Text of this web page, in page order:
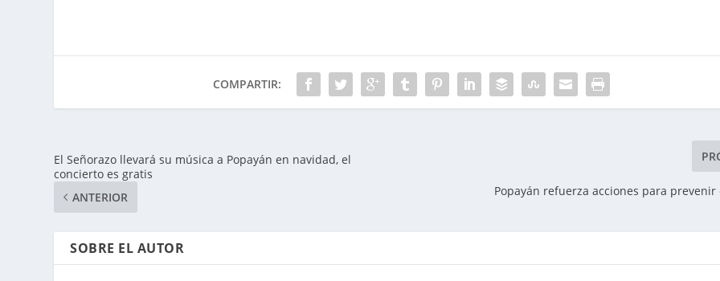
COMPARTIR:
El Señorazo llevará su música a Popayán en navidad, el
concierto es gratis
ANTERIOR
Popayán refuerza acciones para
SOBRE EL AUTOR